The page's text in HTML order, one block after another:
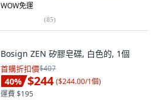
WOW免運
(85)
Bosign ZEN 矽膠皂碟, 白色的, 1個
首購折扣價$407
40% $244 ($244.00/1個)
運費 $195